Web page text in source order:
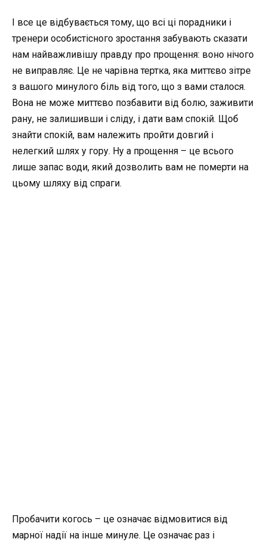
І все це відбувається тому, що всі ці порадники і
тренери особистісного зростання забувають сказати
нам найважливішу правду про прощення: воно нічого
не виправляє. Це не чарівна тертка, яка миттєво зітре
з вашого минулого біль від того, що з вами сталося.
Вона не може миттєво позбавити від болю, заживити
рану, не залишивши і сліду, і дати вам спокій. Щоб
знайти спокій, вам належить пройти довгий і
нелегкий шлях у гору. Ну а прощення – це всього
лише запас води, який дозволить вам не померти на
цьому шляху від спраги.
Пробачити когось – це означає відмовитися від
марної надії на інше минуле. Це означає раз і